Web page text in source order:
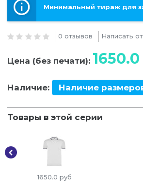
Минимальный тираж для
0 отзывов Написать
Цена (без печати): 1650.0
Наличие: Наличие
Товары в этой серии
1650.0 руб